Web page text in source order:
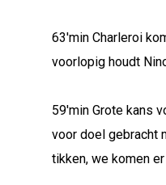
63'min Charleroi
voorlopig houdt
59'min Grote kans
voor doel gebracht
tikken, we komen